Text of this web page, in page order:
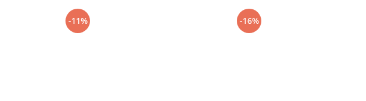
-11% -16%